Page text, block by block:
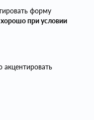
форму
при условии
акцентировать